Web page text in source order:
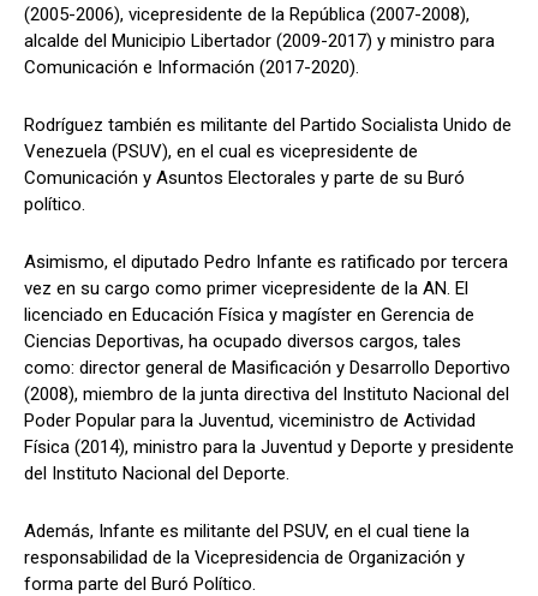
(2005-2006), vicepresidente de la República (2007-2008),
alcalde del Municipio Libertador (2009-2017) y ministro para
Comunicación e Información (2017-2020).
Rodríguez también es militante del Partido Socialista Unido de
Venezuela (PSUV), en el cual es vicepresidente de
Comunicación y Asuntos Electorales y parte de su Buró
político.
Asimismo, el diputado Pedro Infante es ratificado por tercera
vez en su cargo como primer vicepresidente de la AN. El
licenciado en Educación Física y magíster en Gerencia de
Ciencias Deportivas, ha ocupado diversos cargos, tales
como: director general de Masificación y Desarrollo Deportivo
(2008), miembro de la junta directiva del Instituto Nacional del
Poder Popular para la Juventud, viceministro de Actividad
Física (2014), ministro para la Juventud y Deporte y presidente
del Instituto Nacional del Deporte.
Además, Infante es militante del PSUV, en el cual tiene la
responsabilidad de la Vicepresidencia de Organización y
forma parte del Buró Político.